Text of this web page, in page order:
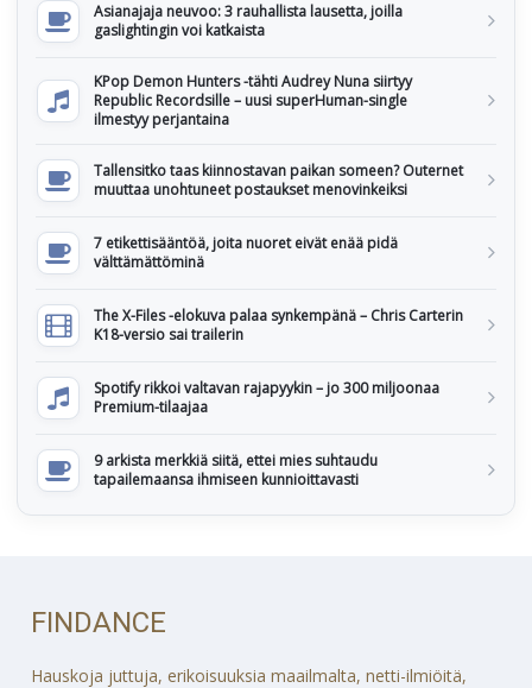
Asianajaja neuvoo: 3 rauhallista lausetta, joilla
gaslightingin voi katkaista
KPop Demon Hunters -tähti Audrey Nuna siirtyy
Republic Recordsille – uusi superHuman-single
ilmestyy perjantaina
Tallensitko taas kiinnostavan paikan someen? Outernet
muuttaa unohtuneet postaukset menovinkeiksi
7 etikettisääntöä, joita nuoret eivät enää pidä
välttämättöminä
The X-Files -elokuva palaa synkempänä – Chris Carterin
K18-versio sai trailerin
Spotify rikkoi valtavan rajapyykin – jo 300 miljoonaa
Premium-tilaajaa
9 arkista merkkiä siitä, ettei mies suhtaudu
tapailemaansa ihmiseen kunnioittavasti
FINDANCE
Hauskoja juttuja, erikoisuuksia maailmalta, netti-ilmiöitä,